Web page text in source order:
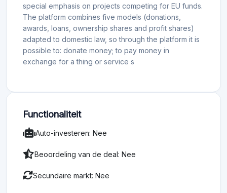
special emphasis on projects competing for EU funds.
The platform combines five models (donations,
awards, loans, ownership shares and profit shares)
adapted to domestic law, so through the platform it is
possible to: donate money; to pay money in
exchange for a thing or service s
Functionaliteit
Auto-investeren: Nee
Beoordeling van de deal: Nee
Secundaire markt: Nee